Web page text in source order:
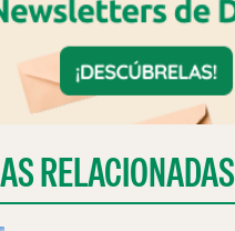
RELACIONADAS